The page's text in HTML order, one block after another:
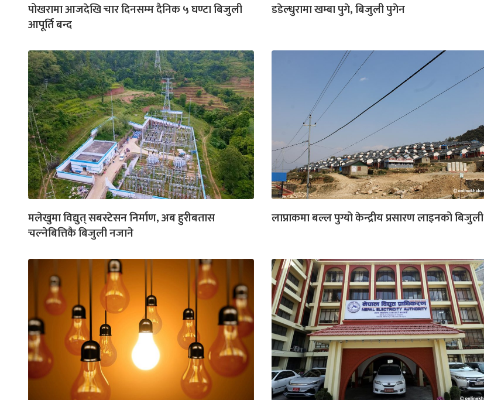
पोखरामा आजदेखि चार दिनसम्म दैनिक ५ घण्टा बिजुली
आपूर्ति बन्द
डडेल्धुरामा खम्बा पुगे, बिजुली पुगेन
मलेखुमा विद्युत् सबस्टेसन निर्माण, अब हुरीबतास
चल्‍नेबित्तिकै बिजुली नजाने
लाप्राकमा बल्ल पुग्यो केन्द्रीय प्रसारण लाइनको बिजुली